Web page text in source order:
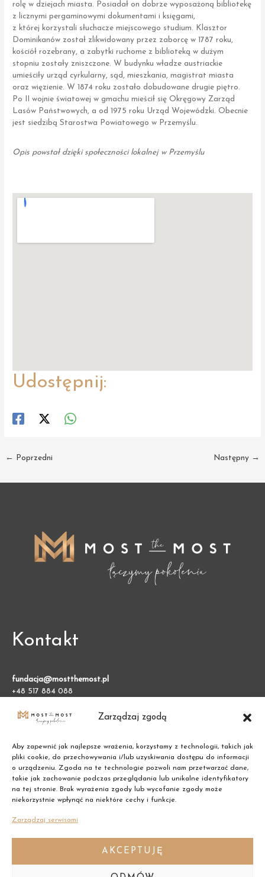
Zarządzaj zgodą
Aby zapewnić jak najlepsze wrażenia, korzystamy z technologii, takich jak
pliki cookie, do przechowywania i/lub uzyskiwania dostępu do informacji
o urządzeniu. Zgoda na te technologie pozwoli nam przetwarzać dane,
takie jak zachowanie podczas przeglądania lub unikalne identyfikatory
na tej stronie. Brak wyrażenia zgody lub wycofanie zgody może
niekorzystnie wpłynąć na niektóre cechy i funkcje.
Zarządzaj serwisami
AKCEPTUJĘ
rolę w dziejach miasta. Posiadał on dobrze wyposażoną bibliotekę
z licznymi pergaminowymi dokumentami i księgami,
z której korzystali słuchacze miejscowego studium. Klasztor
Dominikanów został zlikwidowany przez zaborcę w 1787 roku,
kościół rozebrany, a zabytki ruchome z biblioteką w dużym
stopniu zostały zniszczone. W budynku władze austriackie
umieściły urząd cyrkularny, sąd, mieszkania, magistrat miasta
oraz więzienie. W 1874 roku zostało dobudowane drugie piętro.
Po II wojnie światowej w gmachu mieścił się Okręgowy Zarząd
Lasów Państwowych, a od 1975 roku Urząd Wojewódzki. Obecnie
jest siedzibą Starostwa Powiatowego w Przemyślu.
Opis powstał dzięki społeczności lokalnej w Przemyślu
Udostępnij:
Post
← Poprzedni Następny →
Kontakt
fundacja@mostthemost.pl
+48 517 884 088
Fundacja Most the Most
00-801 Warszawa (BGK)
NIP: 7011002609
REGON: 387474695